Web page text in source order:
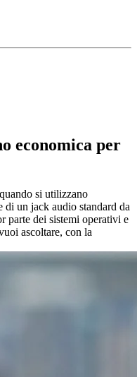
economica per
si utilizzano
di un jack audio standard da
parte dei sistemi operativi e
ascoltare, con la